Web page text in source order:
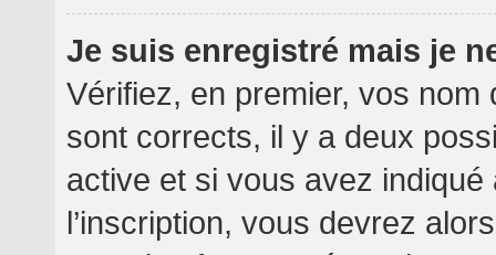
Je suis enregistré mais je
Vérifiez, en premier, vos nom
sont corrects, il y a deux
active et si vous avez
l’inscription, vous devrez